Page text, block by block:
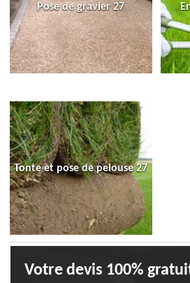
Pose de gravier 27
Tonte et pose de pelouse 27
Votre devis 100%